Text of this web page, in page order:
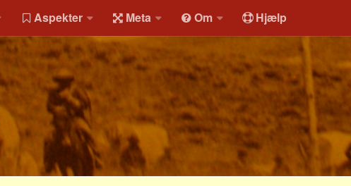
Aspekter Meta Om Hjælp